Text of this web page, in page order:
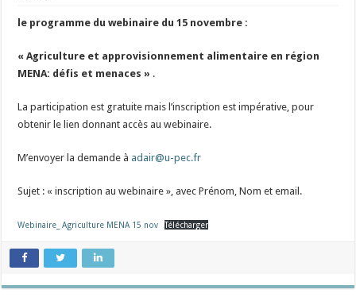
le programme du webinaire du 15 novembre :
« Agriculture et approvisionnement alimentaire en région
MENA: défis et menaces » .
La participation est gratuite mais l’inscription est impérative, pour
obtenir le lien donnant accès au webinaire.
M’envoyer la demande à adair@u-pec.fr
Sujet : « inscription au webinaire », avec Prénom, Nom et email.
Webinaire_ Agriculture MENA 15 nov Télécharger